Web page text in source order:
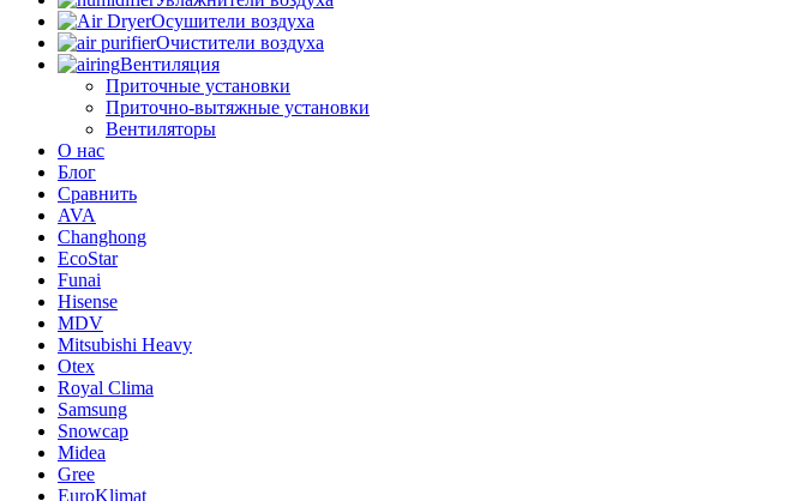
Осушители воздуха
Очистители воздуха
Вентиляция
Приточные установки
Приточно-вытяжные установки
Вентиляторы
О нас
Блог
Сравнить
AVA
Changhong
EcoStar
Funai
Hisense
MDV
Mitsubishi Heavy
Otex
Royal Clima
Samsung
Snowcap
Midea
Gree
EuroKlimat